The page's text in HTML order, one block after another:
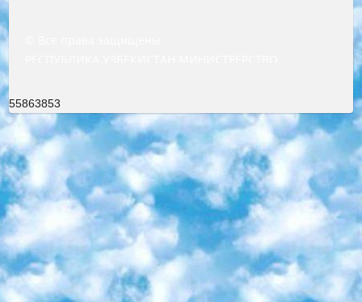
55863853